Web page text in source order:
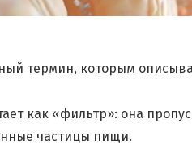
термин, которым
как «фильтр»: она
частицы пищи.